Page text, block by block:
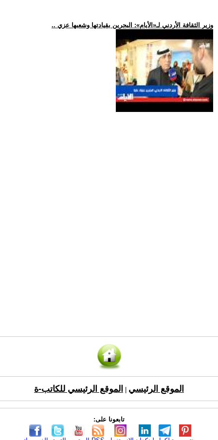
.. وزير الثقافة الأردني لـ«الأيام»: البحرين بقيادتها وشعبها عزي
الموقع الرئيسي الموقع الرئيسي للكاتب-ة
تابعونا على: